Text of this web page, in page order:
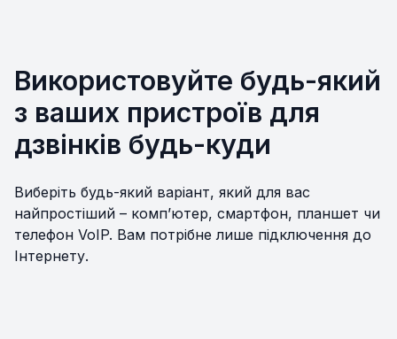
Використовуйте будь-який
з ваших пристроїв для
дзвінків будь-куди
Виберіть будь-який варіант, який для вас
найпростіший – комп’ютер, смартфон, планшет чи
телефон VoIP. Вам потрібне лише підключення до
Інтернету.